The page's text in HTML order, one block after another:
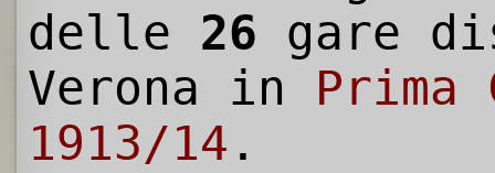
delle 26 gare
Verona in Prima
1913/14 .